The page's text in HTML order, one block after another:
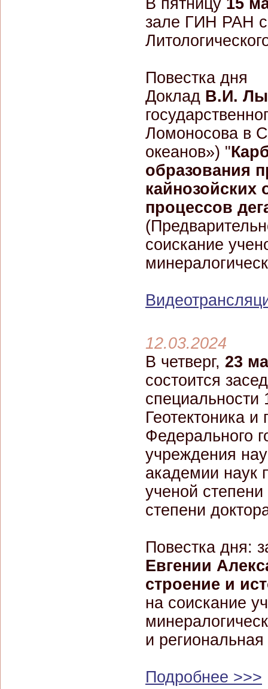
В пятницу 15
зале ГИН РАН
Повестка дня
Доклад В.И.
Ломоносова в
океанов») "
образования
кайнозойских
процессов
соискание
12.03.2024
В четверг, 23
состоится
специальности
Геотектоника и
Федерального
учреждения
академии наук
ученой
степени
Повестка дня:
Евгении
строение и
на соискание
и региональная
Подробнее >>>